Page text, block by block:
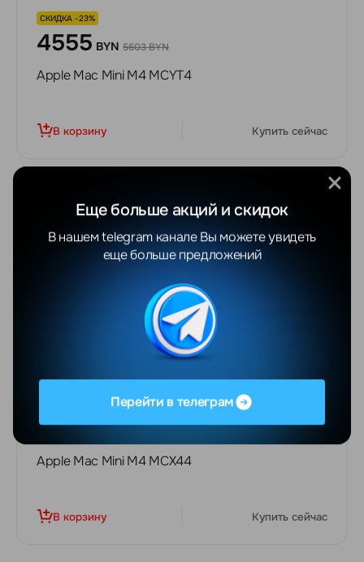
СКИДКА -23%
4555 BYN 5603 BYN
Apple Mac Mini M4 MCYT4
В корзину Купить сейчас
5229
Apple Mac Mini M4 MCX44
В корзину Купить сейчас
Перейти в телеграм
Еще больше акций и скидок
В нашем telegram канале Вы можете увидеть
еще больше предложений